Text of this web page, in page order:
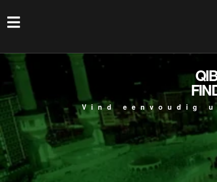
Vind eenvoudig